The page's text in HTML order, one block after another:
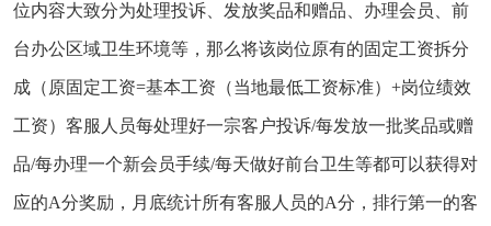
位内容大致分为处理投诉、发放奖品和赠品、办理会员、前
台办公区域卫生环境等，那么将该岗位原有的固定工资拆分
成（原固定工资=基本工资（当地最低工资标准）+岗位绩效
工资）客服人员每处理好一宗客户投诉/每发放一批奖品或赠
品/每办理一个新会员手续/每天做好前台卫生等都可以获得对
应的A分奖励，月底统计所有客服人员的A分，排行第一的客